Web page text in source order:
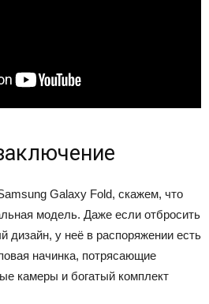
Galaxy Fold, скажем, что
модель. Даже если отбросить
дизайн, у неё в распоряжении есть
начинка, потрясающие
камеры и богатый комплект